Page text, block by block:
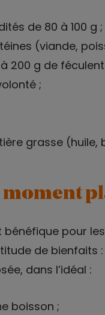
de 80 à 100 g ;
(viande,
à 200 g de
;
grasse (huile,
moment
bénéfique pour
de bienfaits
dans l’idéal :
boisson ;